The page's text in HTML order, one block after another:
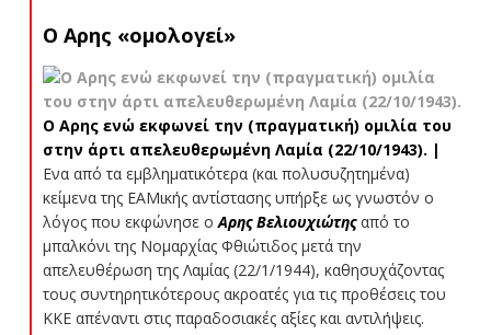
Ο Αρης «ομολογεί»
Ο Αρης ενώ εκφωνεί την (πραγματική) ομιλία του
στην άρτι απελευθερωμένη Λαμία (22/10/1943). |
Ενα από τα εμβληματικότερα (και πολυσυζητημένα)
κείμενα της ΕΑΜικής αντίστασης υπήρξε ως γνωστόν ο
λόγος που εκφώνησε οΑρης Βελιουχιώτηςαπό το
μπαλκόνι της Νομαρχίας Φθιώτιδος μετά την
απελευθέρωση της Λαμίας (22/1/1944), καθησυχάζοντας
τους συντηρητικότερους ακροατές για τις προθέσεις του
ΚΚΕ απέναντι στις παραδοσιακές αξίες και αντιλήψεις.